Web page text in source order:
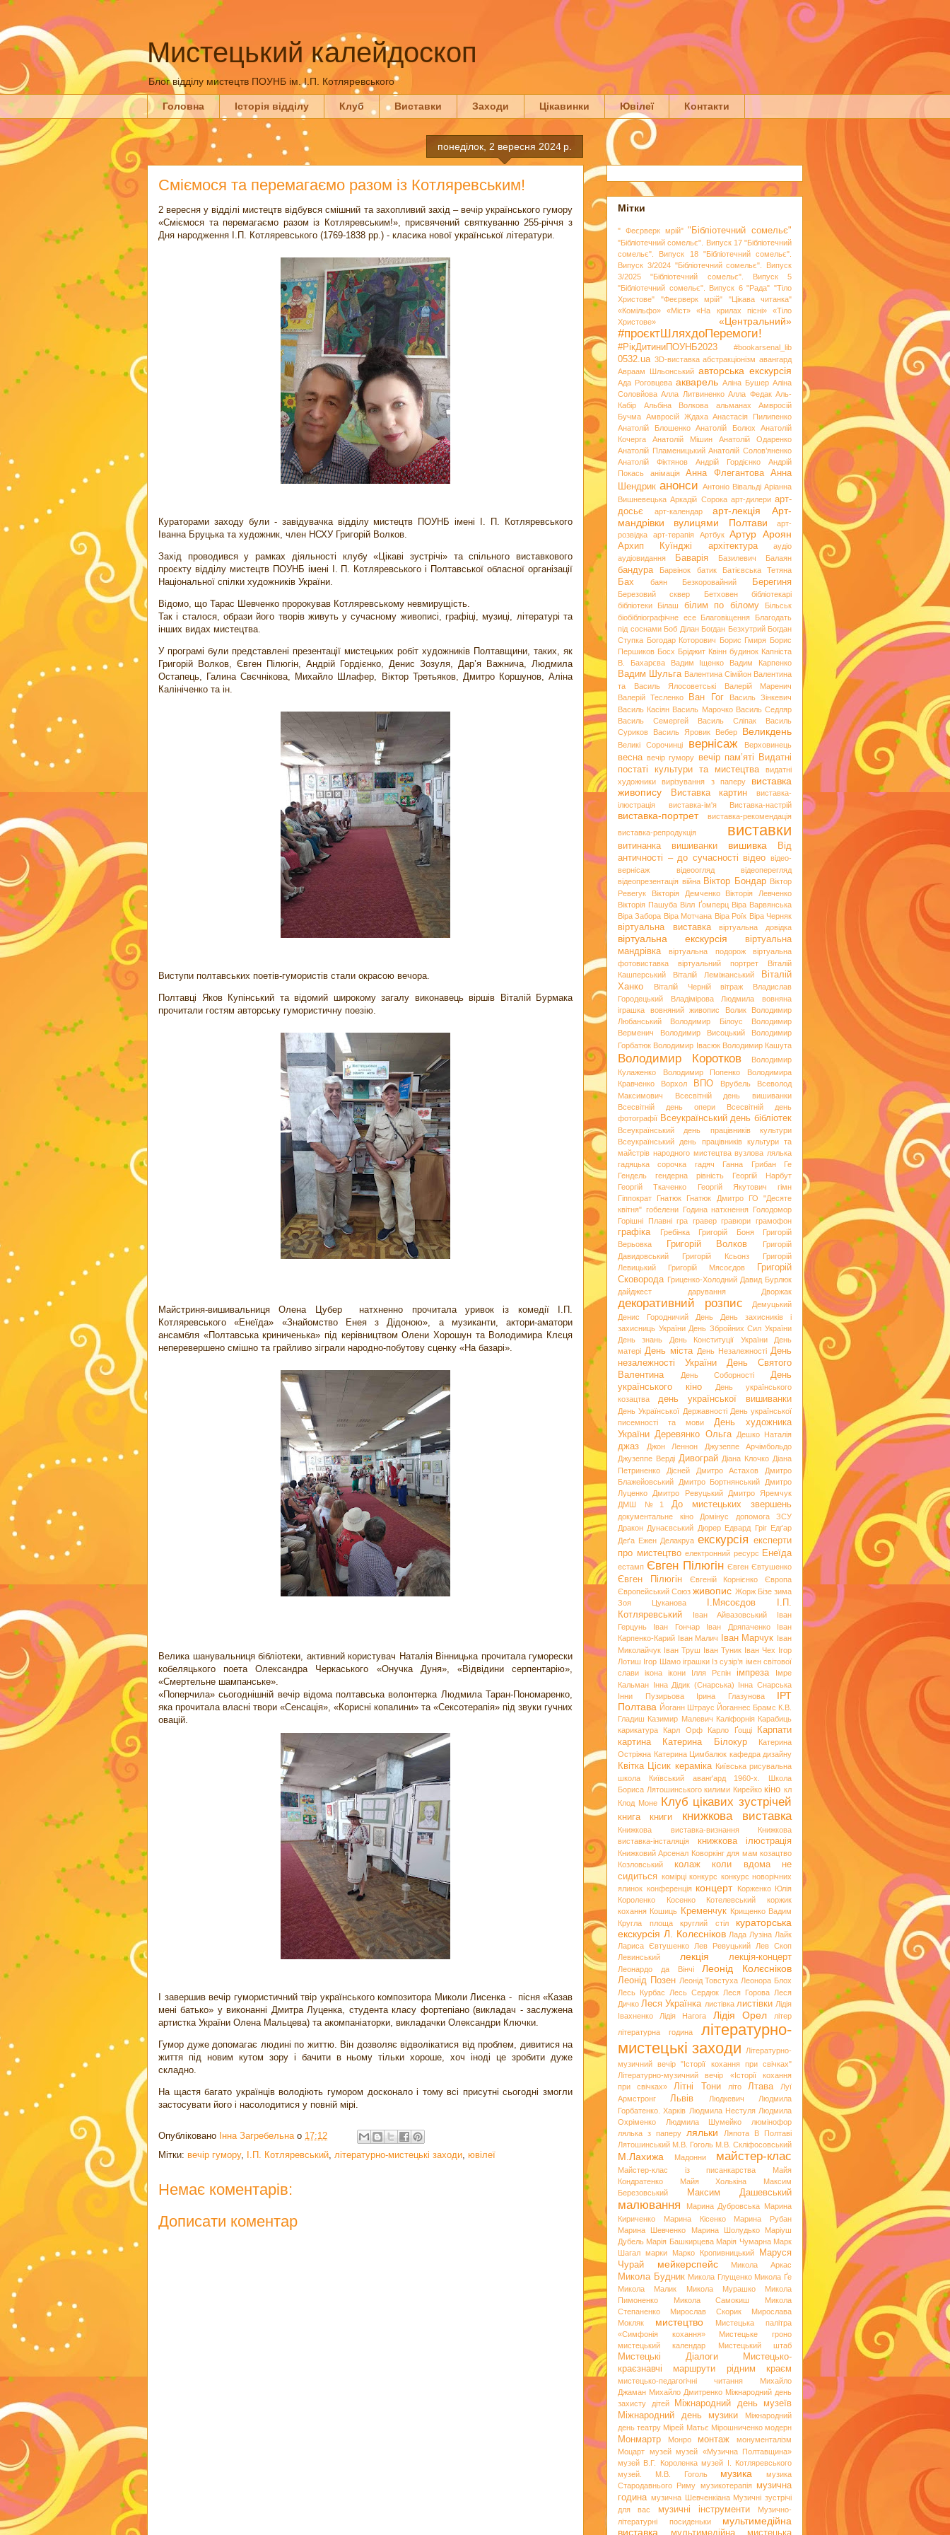
Мистецький калейдоскоп
Блог відділу мистецтв ПОУНБ ім. І.П. Котляревського
Головна Історія відділу Клуб Виставки Заходи Цікавинки Ювілеї Контакти
понеділок, 2 вересня 2024 р.
Сміємося та перемагаємо разом із Котляревським!
2 вересня у відділі мистецтв відбувся смішний та захопливий захід – вечір українського гумору
«Сміємося та перемагаємо разом із Котляревським!», присвячений святкуванню 255-річчя з
Дня народження І.П. Котляревського (1769-1838 рр.) - класика нової української літератури.
Кураторами заходу були - завідувачка відділу мистецтв ПОУНБ імені І. П. Котляревського
Іванна Бруцька та художник, член НСХУ Григорій Волков.
Захід проводився у рамках діяльності клубу «Цікаві зустрічі» та спільного виставкового
проєкту відділу мистецтв ПОУНБ імені І. П. Котляревського і Полтавської обласної організації
Національної спілки художників України.
Відомо, що Тарас Шевченко пророкував Котляревському невмирущість.
Так і сталося, образи його творів живуть у сучасному живописі, графіці, музиці, літературі та
інших видах мистецтва.
У програмі були представлені презентації мистецьких робіт художників Полтавщини, таких, як
Григорій Волков, Євген Пілюгін, Андрій Гордієнко, Денис Зозуля, Дар’я Важнича, Людмила
Остапець, Галина Свєчнікова, Михайло Шлафер, Віктор Третьяков, Дмитро Коршунов, Аліна
Калініченко та ін.
Виступи полтавських поетів-гумористів стали окрасою вечора.
Полтавці Яков Купінський та відомий широкому загалу виконавець віршів Віталій Бурмака
прочитали гостям авторську гумористичну поезію.
Майстриня-вишивальниця Олена Цубер натхненно прочитала уривок із комедії І.П.
Котляревського «Енеїда» «Знайомство Енея з Дідоною», а музиканти, актори-аматори
ансамбля «Полтавська криниченька» під керівництвом Олени Хорошун та Володимира Клєця
неперевершено смішно та грайливо зіграли народно-побутову сценку «На базарі».
Велика шанувальниця бібліотеки, активний користувач Наталія Вінницька прочитала гуморески
кобеляцького поета Олександра Черкаського «Онучка Дуня», «Відвідини серпентарію»,
«Смертельне шампанське».
«Поперчила» сьогоднішній вечір відома полтавська волонтерка Людмила Таран-Пономаренко,
яка прочитала власні твори «Сенсація», «Корисні копалини» та «Сексотерапія» під звуки гучних
овацій.
І завершив вечір гумористичний твір українського композитора Миколи Лисенка - пісня «Казав
мені батько» у виконанні Дмитра Луценка, студента класу фортепіано (викладач - заслужена
артистка України Олена Мальцева) та акомпаніаторки, викладачки Олександри Ключки.
Гумор дуже допомагає людині по життю. Він дозволяє відволікатися від проблем, дивитися на
життя під новим кутом зору і бачити в ньому тільки хороше, хоч іноді це зробити дуже
складно.
На щастя багато українців володіють гумором досконало і тому всі присутні сьогодні змогли
застосувати його і насолодитися у повній мірі.
Опубліковано Інна Загребельна о 17:12
Мітки: вечір гумору, І.П. Котляревський літературно-мистецькі заходи ювілеї
Немає коментарів:
Дописати коментар
Мітки
" Феєрверк мрій" "Бібліотечний сомельє"
"Бібліотечний сомельє". Випуск 17 "Бібліотечний
сомельє". Випуск 18
"Бібліотечний сомельє".
Випуск 3/2024 "Бібліотечний сомельє". Випуск
3/2025
"Бібліотечний сомельє". Випуск 5
"Бібліотечний сомельє". Випуск 6 "Рада" "Тіло
Христове"
"Феєрверк мрій"
"Цікава читанка"
«Комільфо»
«Міст» «На крилах пісні»
«Тіло
Христове»
«Центральний»
#проєктШляхдоПеремоги!
#РікДитиниПОУНБ2023 #bookarsenal_lib
0532.ua 3D-виставка абстракціонізм авангард
Авраам Шльонський авторська екскурсія
Ада Роговцева акварель Аліна Бушер Аліна
Соловйова Алла Литвиненко Алла Федак Аль-
Кабір
Альбіна Волкова альманах
Амвросій
Бучма Амвросій Ждаха Анастасія Пилипенко
Анатолій Блошенко
Анатолій Болюх
Анатолій
Кочерга
Анатолій Мішин
Анатолій Одаренко
Анатолій Пламеницький Анатолій Солов’яненко
Анатолій Фіктянов
Андрій Гордієнко
Андрій
Покась
анімація Анна Флегантова
Анна
Шендрик анонси Антоніо Вівальді Аріанна
Вишневецька Аркадій Сорока арт-дилери арт-
досьє
арт-календар арт-лекція
Арт-
мандрівки вулицями Полтави
арт-
розвідка
арт-терапія Артбук Артур Ароян
Архип Куїнджі архітектура
аудіо
аудіовидання
Баварія Базилевич Балаян
бандура Барвінок батик Батієвська Тетяна
Бах баян Безкоровайний Берегиня
Березовий сквер Бетховен
бібліотекарі
бібліотеки
Білаш білим по білому
Більськ
біобібліографічне есе
Благовіщення
Благодать
під соснами Боб Ділан Богдан Безхутрий Богдан
Ступка Богодар Которович Борис Гмиря Борис
Першиков Босх Бріджит Квінн будинок Капніста
В. Бахарєва
Вадим Іщенко Вадим Карпенко
Вадим Шульга Валентина Сімійон Валентина
та Василь Ялосоветські
Валерій Маренич
Валерій Тесленко
Ван Гог
Василь Зінкевич
Василь Касіян Василь Марочко Василь Седляр
Василь Семергей
Василь Сліпак
Василь
Суриков
Василь Яровик Вебер Великдень
Великі Сорочинці вернісаж Верховинець
весна вечір гумору вечір пам’яті
Видатні
постаті культури та мистецтва
видатні
художники
вирізування з паперу
виставка
живопису
Виставка картин
виставка-
ілюстрація
виставка-ім'я Виставка-настрій
виставка-портрет
виставка-рекомендація
виставка-репродукція
виставки
витинанка вишиванки вишивка
Від
античності – до сучасності відео відео-
вернісаж
відеоогляд
відеоперегляд
відеопрезентація війна Віктор Бондар Віктор
Ревегук
Вікторія Демченко
Вікторія Левченко
Вікторія Пашуба Вілл Ґомперц Віра Варвянська
Віра Забора Віра Мотчана Віра Роїк Віра Черняк
віртуальна виставка віртуальна довідка
віртуальна екскурсія
віртуальна
мандрівка
віртуальна подорож
віртуальна
фотовиставка
віртуальний портрет
Віталій
Кашперський
Віталій Леміжанський
Віталій
Ханко
Віталій Черній вітраж
Владислав
Городецький
Владімірова Людмила
вовняна
іграшка
вовняний живопис Волик
Володимир
Любанський
Володимир Білоус
Володимир
Верменич
Володимир Висоцький
Володимир
Горбатюк Володимир Івасюк Володимир Кашута
Володимир Коротков
Володимир
Кулаженко
Володимир Попенко
Володимира
Кравченко
Ворхол ВПО Врубель
Всеволод
Максимович
Всесвітній день вишиванки
Всесвітній день опери
Всесвітній день
фотографії Всеукраїнський день бібліотек
Всеукраїнський день працівників культури
Всеукраїнський день працівників культури та
майстрів народного мистецтва вузлова лялька
гадяцька сорочка
гадяч Ганна Грибан
Ге
Гендель
гендерна рівність
Георгій Нарбут
Георгій Ткаченко
Георгій Якутович
гімн
Гіппократ
Гнатюк Гнатюк Дмитро
ГО "Десяте
квітня" гобелени Година натхнення Голодомор
Горішні Плавні гра гравер гравюри грамофон
графіка Гребінка Григорій Боня
Григорій
Верьовка
Григорій Волков
Григорій
Давидовський
Григорій Ксьонз
Григорій
Левицький
Григорій Мясоєдов
Григорій
Сковорода Гриценко-Холодний Давид Бурлюк
дайджест
дарування Дворжак
декоративний розпис
Демуцький
Денис Городничий
День
День захисників і
захисниць України День Збройних Сил України
День знань
День Конституції України
День
матері День міста День Незалежності День
незалежності України
День Святого
Валентина
День Соборності
День
українського кіно
День українського
козацтва
день української вишиванки
День Української Державності День української
писемності та мови
День художника
України Деревянко Ольга Дешко Наталія
джаз Джон Леннон
Джузеппе Арчімбольдо
Джузеппе Верді Дивограй Діана Клочко Діана
Петриненко
Дісней Дмитро Астахов
Дмитро
Блажейовський
Дмитро Бортнянський
Дмитро
Луценко
Дмитро Ревуцький
Дмитро Яремчук
ДМШ №1
До мистецьких звершень
документальне кіно Домінус
допомога ЗСУ
Дракон Дунаєвський Дюрер Едвард Гріг Едґар
Деґа Ежен Делакруа екскурсія експерти
про мистецтво електронний ресурс Енеїда
естамп Євген Пілюгін Євген Євтушенко
Євген Пілюгін Євгеній Корнієнко
Європа
Європейський Союз живопис Жорж Бізе зима
Зоя Цуканова
І.Мясоєдов
І.П.
Котляревський
Іван Айвазовський
Іван
Герцунь
Іван Гончар Іван Дряпаченко
Іван
Карпенко-Карий Іван Малич Іван Марчук Іван
Миколайчук Іван Труш Іван Туник Іван Чех Ігор
Лотиш Ігор Шамо іграшки Із сузір’я імен світової
слави
ікона ікони Ілля Рєпін імпреза
Імре
Кальман Інна Дідик (Снарська) Інна Снарська
Інни Пузирьова
Ірина Глазунова
ІРТ
Полтава Йоганн Штраус Йоганнес Брамс К.В.
Гладиш Казимир Малевич Каліфорнія Карабиць
карикатура
Карл Орф Карло Ґоцці
Карпати
картина
Катерина Білокур
Катерина
Остріжна Катерина Цимбалюк кафедра дизайну
Квітка Цісик кераміка Київська рисувальна
школа
Київський аванґард 1960-х. Школа
Бориса Лятошинського килими Кирейко кіно кл
Клод Моне
Клуб цікавих зустрічей
книга книги книжкова виставка
Книжкова виставка-визнання
Книжкова
виставка-інсталяція
книжкова ілюстрація
Книжковий Арсенал Коворкінг для мам козацтво
Козловський
колаж
коли вдома не
сидиться комірці конкурс конкурс новорічних
ялинок конференція концерт
Корженко Юлія
Короленко
Косенко
Котелевський коржик
кохання Кошиць Кременчук Крищенко Вадим
Кругла площа
круглий стіл
кураторська
екскурсія Л. Колєсніков Лада Лузіна Лайк
Лариса Євтушенко
Лев Ревуцький
Лев Скоп
Левинський
лекція лекція-концерт
Леонардо да Вінчі Леонід Колєсніков
Леонід Позен Леонід Товстуха Леонора Блох
Лесь Курбас
Лесь Сердюк Леся Горова Леся
Дичко Леся Українка листівка листівки Лідія
Івахненко
Лідія Нагога Лідія Орел
літер
літературна година
літературно-
мистецькі заходи
Літературно-
музичний вечір "Історії кохання при свічках"
Літературно-музичний вечір «Історії кохання
при свічках»
Літні Тони літо Лтава
Луї
Армстронг
Львів Людкевич
Людмила
Горбатенко. Харків Людмила Нестуля Людмила
Охріменко
Людмила Шумейко
люмінофор
лялька з паперу
ляльки
Ляпота В Полтаві
Лятошинський М.В. Гоголь М.В. Скліфосовський
М.Лахижа Мадонни майстер-клас
Майстер-клас із писанкарства
Майя
Кондратенко
Майя Холькіна
Максим
Березовський
Максим Дашевський
малювання Марина Дубровська Марина
Кириченко
Марина Кісенко
Марина Рубан
Марина Шевченко
Марина Шолудько
Маріуш
Дубель Марія Башкирцева Марія Чумарна Марк
Шагал марки Марко Кропивницький
Маруся
Чурай
мейкерспейс Микола Аркас
Микола Будник Микола Глущенко Микола Ґе
Микола Малик
Микола Мурашко
Микола
Пимоненко
Микола Самокиш
Микола
Степаненко
Мирослав Скорик
Мирослава
Мокляк
мистецтво
Мистецька палітра
«Симфонія кохання»
Мистецьке гроно
мистецький календар
Мистецький штаб
Мистецькі Діалоги
Мистецько-
краєзнавчі маршрути рідним краєм
мистецько-педагогічні читання
Михайло
Джаман Михайло Дмитренко Міжнародний день
захисту дітей
Міжнародний день музеїв
Міжнародний день музики
Міжнародний
день театру Мірей Матьє Мірошниченко модерн
Монмартр Монро монтаж
монументалізм
Моцарт музей музей «Музична Полтавщина»
музей В.Г. Короленка музей І. Котляревського
музей. М.В. Гоголь
музика
музика
Стародавнього Риму музикотерапія
музична
година музична Шевченкіана Музичні зустрічі
для вас
музичні інструменти
Музично-
літературні посиденьки
мультимедійна
виставка
мультимедійна мистецька